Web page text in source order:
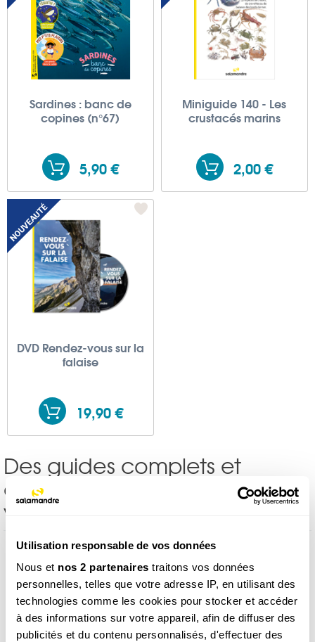
Utilisation responsable de vos données
Nous et nos 2 partenaires traitons vos données
personnelles, telles que votre adresse IP, en utilisant des
technologies comme les cookies pour stocker et accéder
à des informations sur votre appareil, afin de diffuser des
publicités et du contenu personnalisés, d'effectuer des
Sardines : banc de
copines (n°67)
5,90 €
Miniguide 140 - Les
crustacés marins
2,00 €
DVD Rendez-vous sur la
falaise
19,90 €
Des guides complets et
compacts à prendre dans
votre sac à dos